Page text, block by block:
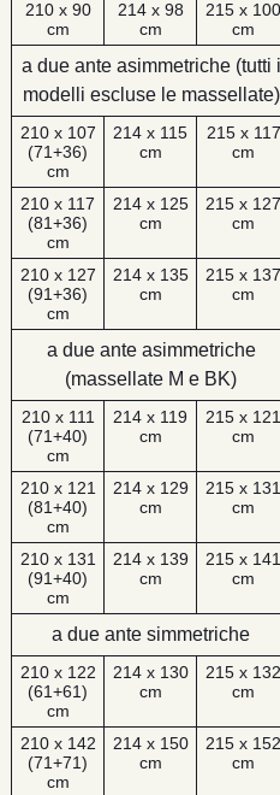
210 x 90
cm
214 x 98
cm
215 x
cm
a due ante asimmetriche (tutti i
modelli escluse le massellate)
210 x 107
(71+36)
cm
214 x 115
cm
215 x 117
cm
210 x 117
(81+36)
cm
214 x 125
cm
215 x
cm
210 x 127
(91+36)
cm
214 x 135
cm
215 x
cm
a due ante asimmetriche
(massellate M e BK)
210 x 111
(71+40)
cm
214 x 119
cm
215 x
cm
210 x 121
(81+40)
cm
214 x 129
cm
215 x
cm
210 x 131
(91+40)
cm
214 x 139
cm
215 x
cm
a due ante simmetriche
210 x 122
(61+61)
cm
214 x 130
cm
215 x
cm
210 x 142
(71+71)
cm
214 x 150
cm
215 x
cm